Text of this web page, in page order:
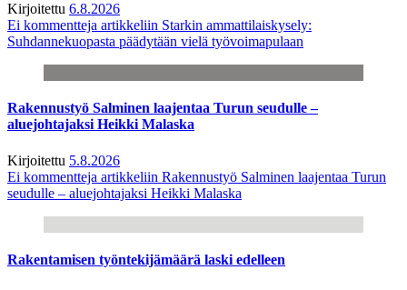
Kirjoitettu 6.8.2026
Ei kommentteja artikkeliin Starkin ammattilaiskysely:
Suhdannekuopasta päädytään vielä työvoimapulaan
Rakennustyö Salminen laajentaa Turun seudulle –
aluejohtajaksi Heikki Malaska
Kirjoitettu 5.8.2026
Ei kommentteja artikkeliin Rakennustyö Salminen laajentaa Turun
seudulle – aluejohtajaksi Heikki Malaska
Rakentamisen työntekijämäärä laski edelleen